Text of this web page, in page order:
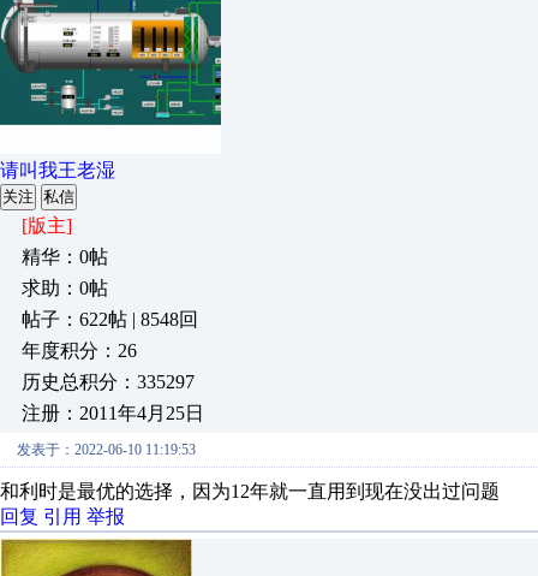
请叫我王老湿
关注 私信
[版主]
精华：0帖
求助：0帖
帖子：622帖 | 8548回
年度积分：26
历史总积分：335297
注册：2011年4月25日
发表于：2022-06-10 11:19:53
和利时是最优的选择，因为12年就一直用到现在没出过问题
回复 引用 举报